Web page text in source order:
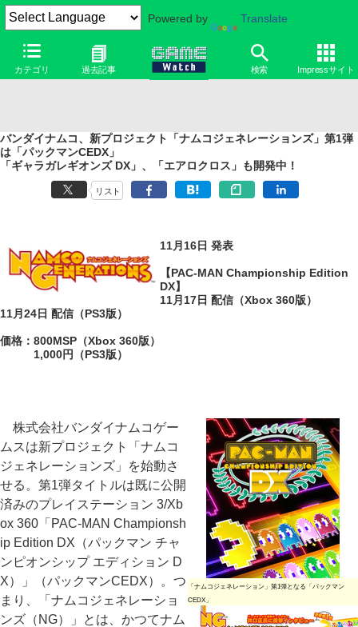
Powered by Translate
カテゴリ 過去記事 検索 Impressサイト
バンダイナムコ、新プロジェクト「ナムコジェネレーションズ」第1弾
は「パックマンCEDX」
「ギャラガレギオンズ DX」、「エアロクロス」も開発中！
リスト
11月16日 発表
【PAC-MAN Championship Edition
DX】
11月17日 配信（Xbox 360版）
11月24日 配信（PS3版）
価格：800MSP（Xbox 360版）
1,000円（PS3版）
「ナムコジェネレーション」第1弾となる「パックマン
CEDX」
株式会社バンダイナムコゲー
ムスは新プロジェクト「ナムコ
ジェネレーションズ」を始動さ
せる。第1弾タイトルは既に公開
済みのプレイステーション 3/Xb
ox 360「PAC-MAN Championsh
ip Edition DX（パックマン チャ
ンピオンシップ エディション D
X）」（パックマンCEDX）。つ
まり、「ナムコジェネレーショ
ンズ（NG）」とは、かつてナム